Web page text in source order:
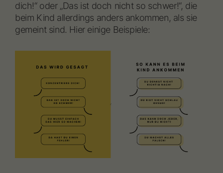
dich!“ oder „Das ist doch nicht so schwer!“, die
beim Kind allerdings anders ankommen, als sie
gemeint sind. Hier einige Beispiele: